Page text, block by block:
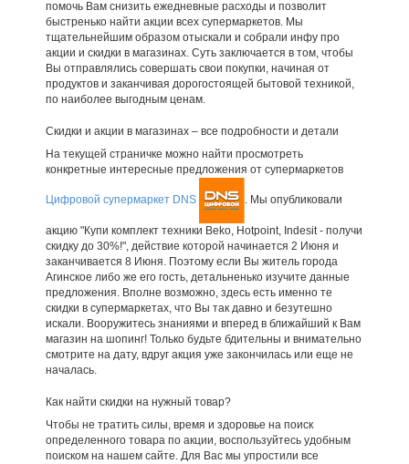
помочь Вам снизить ежедневные расходы и позволит
быстренько найти акции всех супермаркетов. Мы
тщательнейшим образом отыскали и собрали инфу про
акции и скидки в магазинах. Суть заключается в том, чтобы
Вы отправлялись совершать свои покупки, начиная от
продуктов и заканчивая дорогостоящей бытовой техникой,
по наиболее выгодным ценам.
Скидки и акции в магазинах – все подробности и детали
На текущей страничке можно найти просмотреть
конкретные интересные предложения от супермаркетов
Цифровой супермаркет DNS . Мы опубликовали
акцию "Купи комплект техники Beko, Hotpoint, Indesit - получи
скидку до 30%!", действие которой начинается 2 Июня и
заканчивается 8 Июня. Поэтому если Вы житель города
Агинское либо же его гость, детальненько изучите данные
предложения. Вполне возможно, здесь есть именно те
скидки в супермаркетах, что Вы так давно и безутешно
искали. Вооружитесь знаниями и вперед в ближайший к Вам
магазин на шопинг! Только будьте бдительны и внимательно
смотрите на дату, вдруг акция уже закончилась или еще не
началась.
Как найти скидки на нужный товар?
Чтобы не тратить силы, время и здоровье на поиск
определенного товара по акции, воспользуйтесь удобным
поиском на нашем сайте. Для Вас мы упростили все